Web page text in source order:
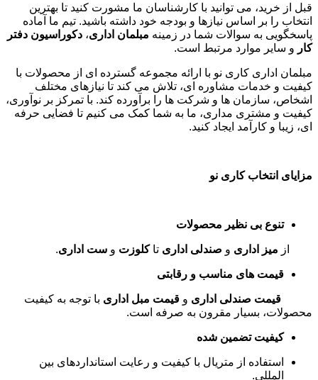
قبل از خرید، می توانید با کارشناسان ما مشورت کنید تا بهترین
انتخاب را بر اساس نیازها و بودجه خود داشته باشید. تیم ما آماده
پاسخگویی به سوالات شما در زمینه مبلمان اداری، دکوراسیون دفتر
کار و سایر موارد مرتبط است.
مبلمان اداری کاری نو با ارائه مجموعه گسترده ای از محصولات با
کیفیت و خدمات مشاوره ای، تلاش می کند تا نیازهای مختلف
اشخاص، سازمان ها و شرکت ها را برآورده کند. با تمرکز بر نوآوری،
کیفیت و مشتری مداری، ما به شما کمک می کنیم تا فضایی حرفه
ای، زیبا و کارآمد ایجاد کنید.
مزایای انتخاب کاری نو
تنوع بی نظیر محصولات
از میز اداری و صندلی اداری تاکلوزت و ست اداری.
قیمت های مناسب و رقابتی
قیمت صندلی اداری و قیمت مبل اداری با توجه به کیفیت
محصولات، بسیار مقرون به صرفه است.
کیفیت تضمین شده
استفاده از متریال با کیفیت و رعایت استانداردهای بین
المللی.